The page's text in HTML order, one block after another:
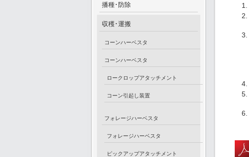
播種･防除
収穫･運搬
コーンハーベスタ
コーンハーベスタ
ロークロップアタッチメント
コーン引起し装置
フォレージハーベスタ
フォレージハーベスタ
ピックアップアタッチメント